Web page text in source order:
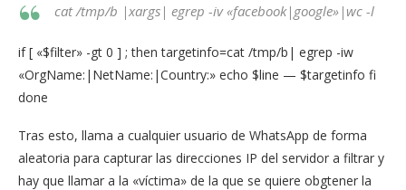
cat /tmp/b |xargs| egrep -iv «facebook|google»|wc -l
if [ «$filter» -gt 0 ] ; then targetinfo=cat /tmp/b| egrep -iw
«OrgName:|NetName:|Country:» echo $line — $targetinfo fi
done
Tras esto, llama a cualquier usuario de WhatsApp de forma
aleatoria para capturar las direcciones IP del servidor a filtrar y
hay que llamar a la «víctima» de la que se quiere obgtener la